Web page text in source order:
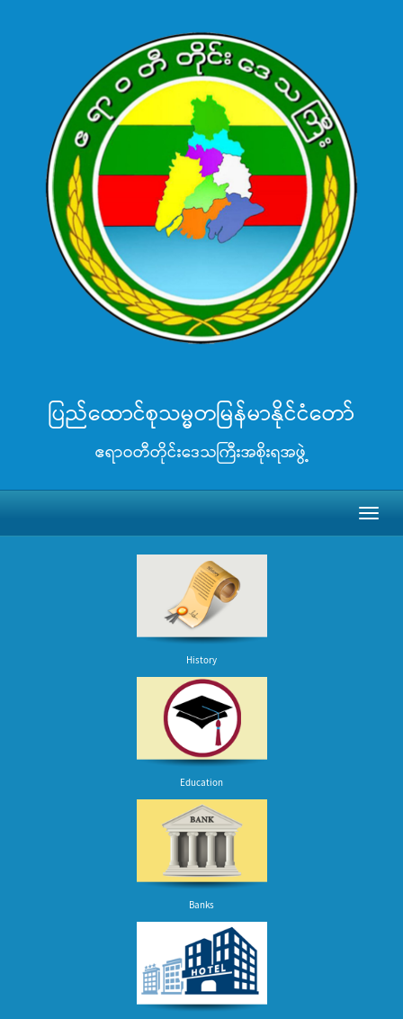
ပြည်ထောင်စုသမ္မတမြန်မာနိုင်ငံတော်
ဧရာဝတီတိုင်းဒေသကြီးအစိုးရအဖွဲ့
History
Education
Banks